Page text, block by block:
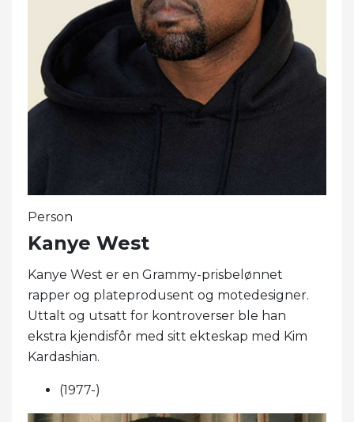
Person
Kanye West
Kanye West er en Grammy-prisbelønnet
rapper og plateprodusent og motedesigner.
Uttalt og utsatt for kontroverser ble han
ekstra kjendisfôr med sitt ekteskap med Kim
Kardashian.
(1977-)